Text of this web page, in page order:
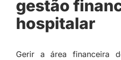
gestão
hospitalar
Gerir a área financeira